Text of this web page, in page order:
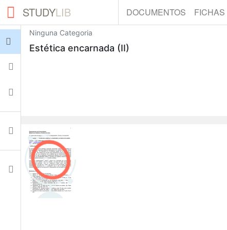
STUDYLIB DOCUMENTOS FICHAS
Documentos
Ajustes
Ninguna Categoria
Estética encarnada (II)
0